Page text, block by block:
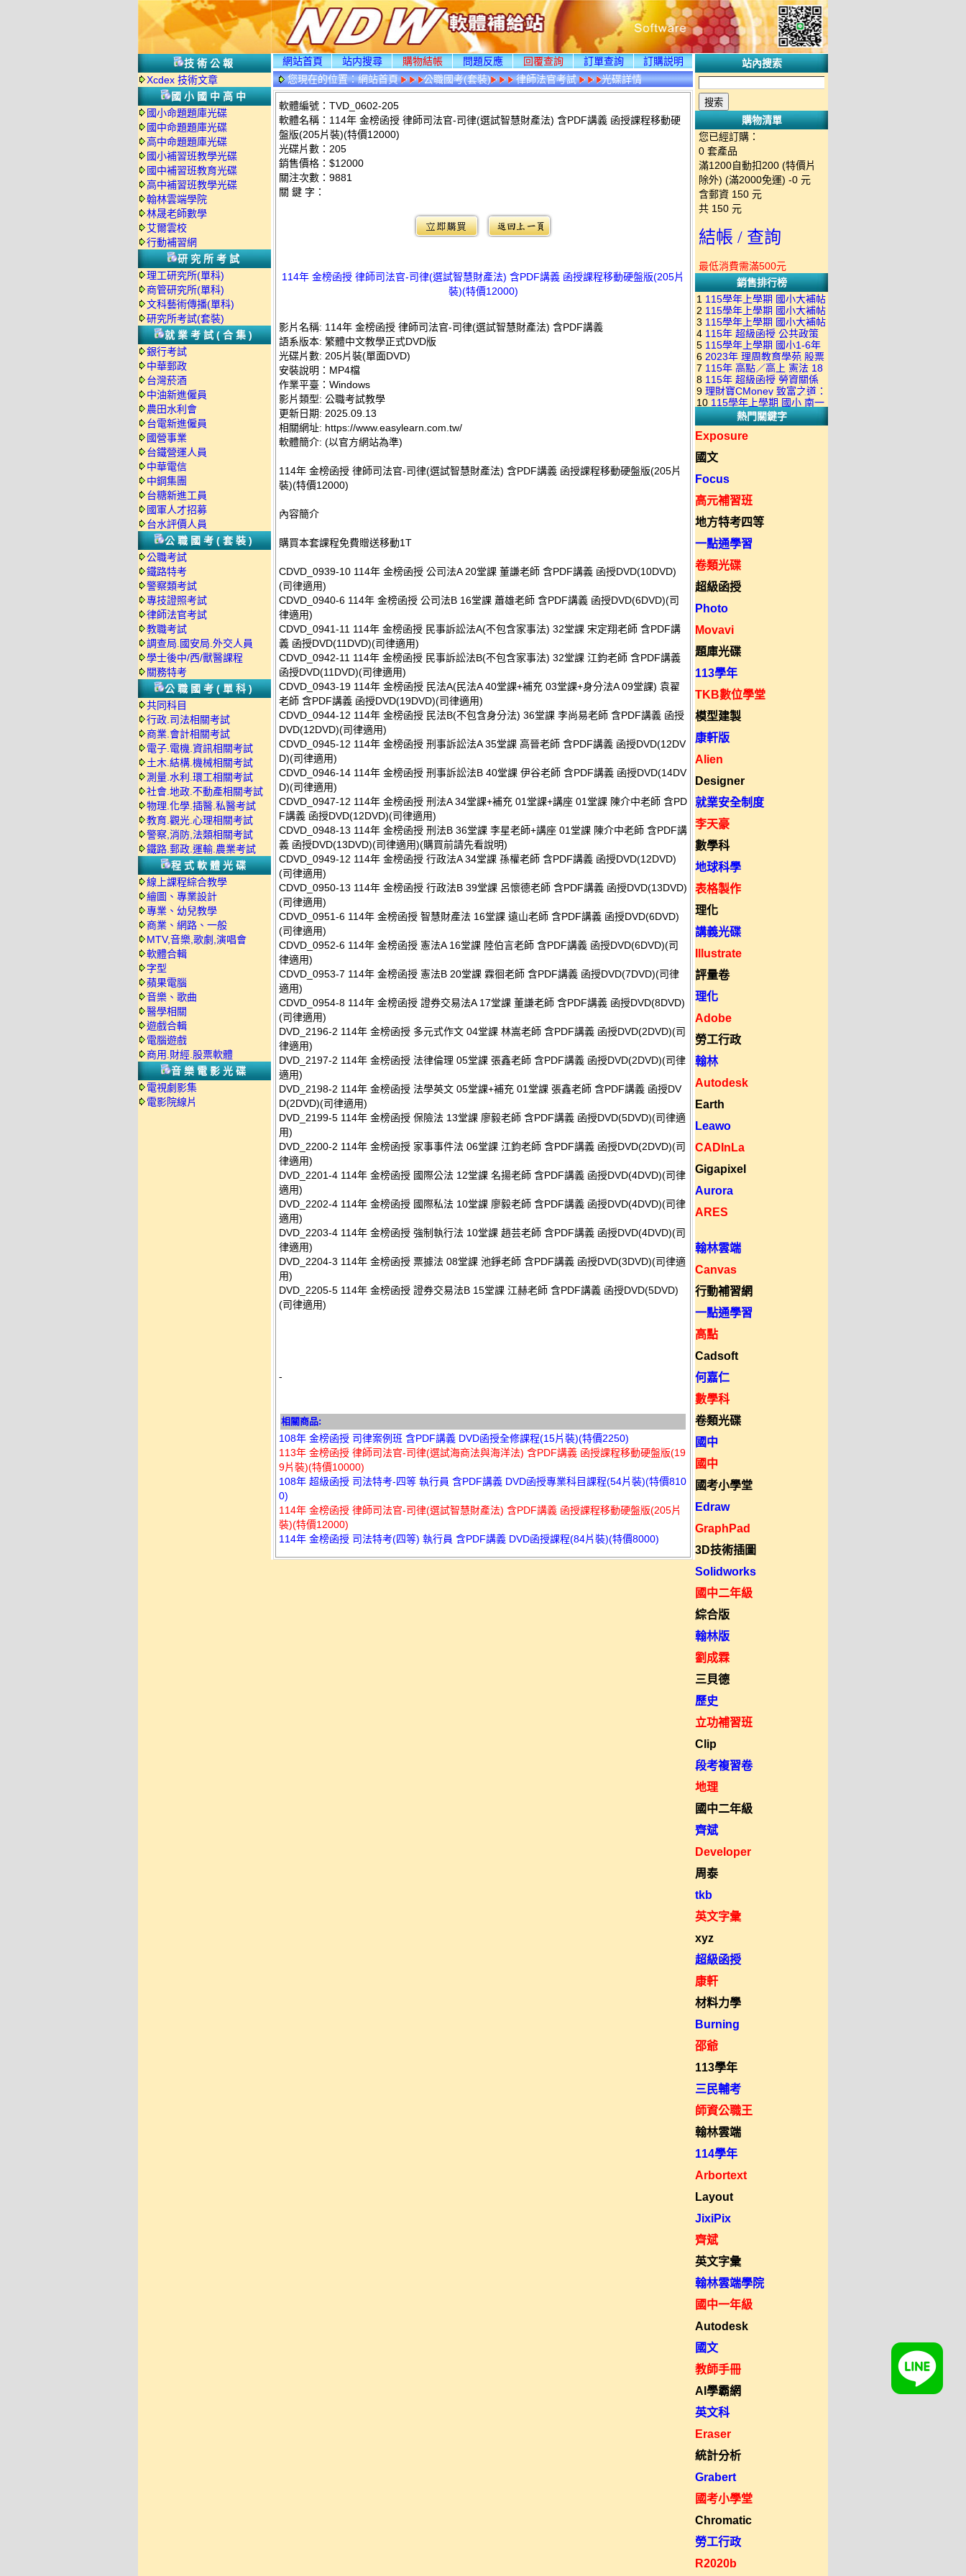
技術公報
Xcdex 技術文章
國小國中高中
國小命題題庫光碟
國中命題題庫光碟
高中命題題庫光碟
國小補習班教學光碟
國中補習班教育光碟
高中補習班教學光碟
翰林雲端學院
林晟老師數學
艾爾雲校
行動補習網
研究所考試
理工研究所(單科)
商管研究所(單科)
文科藝術傳播(單科)
研究所考試(套裝)
就業考試(合集)
銀行考試
中華郵政
台灣菸酒
中油新進僱員
農田水利會
台電新進僱員
國營事業
台鐵營運人員
中華電信
中鋼集團
台糖新進工員
國軍人才招募
台水評價人員
公職國考(套裝)
公職考試
鐵路特考
警察類考試
專技證照考試
律師法官考試
教職考試
調查局.國安局.外交人員
學士後中/西/獸醫課程
關務特考
公職國考(單科)
共同科目
行政.司法相關考試
商業.會計相關考試
電子.電機.資訊相關考試
土木.結構.機械相關考試
測量.水利.環工相關考試
社會.地政.不動產相關考試
物理.化學.插醫.私醫考試
教育.觀光.心理相關考試
警察,消防,法類相關考試
鐵路.郵政.運輸.農業考試
程式軟體光碟
線上課程綜合教學
繪圖、專業設計
專業、幼兒教學
商業、網路、一般
MTV,音樂,歌劇,演唱會
軟體合輯
字型
蘋果電腦
音樂、歌曲
醫學相關
遊戲合輯
電腦遊戲
商用.財經.股票軟體
音樂電影光碟
電視劇影集
電影院線片
網站首頁 站内搜尋 購物結帳 問題反應 回覆查詢 訂單查詢
訂購説明
您現在的位置：網站首頁 公職國考(套裝) 律師法官考試 光碟詳情
軟體編號：TVD_0602-205
軟體名稱：114年 金榜函授 律師司法官-司律(選試智慧財產法) 含PDF講義 函授課程移動硬
盤版(205片裝)(特價12000)
光碟片數：205
銷售價格：$12000
關注次數： 9881
關 鍵 字：
114年 金榜函授 律師司法官-司律(選試智慧財產法) 含PDF講義 函授課程移動硬盤版(205片
裝)(特價12000)
影片名稱: 114年 金榜函授 律師司法官-司律(選試智慧財產法) 含PDF講義
語系版本: 繁體中文教學正式DVD版
光碟片數: 205片裝(單面DVD)
安裝說明：MP4檔
作業平臺：Windows
影片類型: 公職考試教學
更新日期: 2025.09.13
相關網址: https://www.easylearn.com.tw/
軟體簡介: (以官方網站為準)
114年 金榜函授 律師司法官-司律(選試智慧財產法) 含PDF講義 函授課程移動硬盤版(205片
裝)(特價12000)
內容簡介
購買本套課程免費贈送移動1T
CDVD_0939-10 114年 金榜函授 公司法A 20堂課 董謙老師 含PDF講義 函授DVD(10DVD)
(司律適用)
CDVD_0940-6 114年 金榜函授 公司法B 16堂課 蕭雄老師 含PDF講義 函授DVD(6DVD)(司
律適用)
CDVD_0941-11 114年 金榜函授 民事訴訟法A(不包含家事法) 32堂課 宋定翔老師 含PDF講
義 函授DVD(11DVD)(司律適用)
CDVD_0942-11 114年 金榜函授 民事訴訟法B(不包含家事法) 32堂課 江鈞老師 含PDF講義
函授DVD(11DVD)(司律適用)
CDVD_0943-19 114年 金榜函授 民法A(民法A 40堂課+補充 03堂課+身分法A 09堂課) 袁翟
老師 含PDF講義 函授DVD(19DVD)(司律適用)
CDVD_0944-12 114年 金榜函授 民法B(不包含身分法) 36堂課 李尚易老師 含PDF講義 函授
DVD(12DVD)(司律適用)
CDVD_0945-12 114年 金榜函授 刑事訴訟法A 35堂課 高晉老師 含PDF講義 函授DVD(12DV
D)(司律適用)
CDVD_0946-14 114年 金榜函授 刑事訴訟法B 40堂課 伊谷老師 含PDF講義 函授DVD(14DV
D)(司律適用)
CDVD_0947-12 114年 金榜函授 刑法A 34堂課+補充 01堂課+講座 01堂課 陳介中老師 含PD
F講義 函授DVD(12DVD)(司律適用)
CDVD_0948-13 114年 金榜函授 刑法B 36堂課 李星老師+講座 01堂課 陳介中老師 含PDF講
義 函授DVD(13DVD)(司律適用)(購買前請先看說明)
CDVD_0949-12 114年 金榜函授 行政法A 34堂課 孫權老師 含PDF講義 函授DVD(12DVD)
(司律適用)
CDVD_0950-13 114年 金榜函授 行政法B 39堂課 呂懷德老師 含PDF講義 函授DVD(13DVD)
(司律適用)
CDVD_0951-6 114年 金榜函授 智慧財產法 16堂課 遠山老師 含PDF講義 函授DVD(6DVD)
(司律適用)
CDVD_0952-6 114年 金榜函授 憲法A 16堂課 陸伯言老師 含PDF講義 函授DVD(6DVD)(司
律適用)
CDVD_0953-7 114年 金榜函授 憲法B 20堂課 霖徊老師 含PDF講義 函授DVD(7DVD)(司律
適用)
CDVD_0954-8 114年 金榜函授 證券交易法A 17堂課 董謙老師 含PDF講義 函授DVD(8DVD)
(司律適用)
DVD_2196-2 114年 金榜函授 多元式作文 04堂課 林嵩老師 含PDF講義 函授DVD(2DVD)(司
律適用)
DVD_2197-2 114年 金榜函授 法律倫理 05堂課 張鑫老師 含PDF講義 函授DVD(2DVD)(司律
適用)
DVD_2198-2 114年 金榜函授 法學英文 05堂課+補充 01堂課 張鑫老師 含PDF講義 函授DV
D(2DVD)(司律適用)
DVD_2199-5 114年 金榜函授 保險法 13堂課 廖毅老師 含PDF講義 函授DVD(5DVD)(司律適
用)
DVD_2200-2 114年 金榜函授 家事事件法 06堂課 江鈞老師 含PDF講義 函授DVD(2DVD)(司
律適用)
DVD_2201-4 114年 金榜函授 國際公法 12堂課 名揚老師 含PDF講義 函授DVD(4DVD)(司律
適用)
DVD_2202-4 114年 金榜函授 國際私法 10堂課 廖毅老師 含PDF講義 函授DVD(4DVD)(司律
適用)
DVD_2203-4 114年 金榜函授 強制執行法 10堂課 趙芸老師 含PDF講義 函授DVD(4DVD)(司
律適用)
DVD_2204-3 114年 金榜函授 票據法 08堂課 池錚老師 含PDF講義 函授DVD(3DVD)(司律適
用)
DVD_2205-5 114年 金榜函授 證券交易法B 15堂課 江赫老師 含PDF講義 函授DVD(5DVD)
(司律適用)
-
相關商品:
108年 金榜函授 司律案例班 含PDF講義 DVD函授全修課程(15片裝)(特價2250)
113年 金榜函授 律師司法官-司律(選試海商法與海洋法) 含PDF講義 函授課程移動硬盤版(19
9片裝)(特價10000)
108年 超級函授 司法特考-四等 執行員 含PDF講義 DVD函授專業科目課程(54片裝)(特價810
0)
114年 金榜函授 律師司法官-司律(選試智慧財產法) 含PDF講義 函授課程移動硬盤版(205片
裝)(特價12000)
114年 金榜函授 司法特考(四等) 執行員 含PDF講義 DVD函授課程(84片裝)(特價8000)
站內搜索
購物清單
您已經訂購：
0 套產品
滿1200自動扣200 (特價片
除外) (滿2000免運) -0 元
含郵資 150 元
共 150 元
結帳 / 查詢
最低消費需滿500元
銷售排行榜
1 115學年上學期 國小大補帖
南一版 國語+數學+社會+生活
+自然 1-6年級 教學光碟DVD
版(3DVD)
2 115學年上學期 國小大補帖
康軒版 國語+數學+社會+生活
+自然 1-6年級 教學光碟DVD
版(3DVD)
3 115學年上學期 國小大補帖
翰林版 國語+數學+社會+生活
+自然 1-6年級 教學光碟DVD
版(3DVD)
4 115年 超級函授 公共政策
22堂課+總複習 張楚老師 含
PDF講義 函授DVD(9DVD)
5 115學年上學期 國小1-6年
級 習作解答(含康軒.南一.翰林
全版本.全科目)合輯版 DVD版
6 2023年 理周教育學苑 股票
當沖煉金術 主講：朱家泓 國
語發音 DVD版
7 115年 高點／高上 憲法 18
堂課 宗台大老師 含PDF講義
函授DVD(8DVD)【適用於律
師司法考試】
8 115年 超級函授 勞資關係
概要 11堂課+總複習 陸川老
師 含PDF講義 函授
DVD(5DVD)
9 理財寶CMoney 致富之道：
上班族飆股攻略班 主講：朱
家泓+林穎 國語發音 DVD版
10 115學年上學期 國小 南一
版 教師手冊(全年級、全領域)
教學光碟DVD版
熱門關鍵字
Exposure
國文
Focus
高元補習班
地方特考四等
一點通學習
卷類光碟
超級函授
Photo
Movavi
題庫光碟
113學年
TKB數位學堂
模型建製
康軒版
Alien
Designer
就業安全制度
李天豪
數學科
地球科學
表格製作
理化
講義光碟
Illustrate
評量卷
理化
Adobe
勞工行政
翰林
Autodesk
Earth
Leawo
CADInLa
Gigapixel
Aurora
ARES
翰林雲端
Canvas
行動補習網
一點通學習
高點
Cadsoft
何嘉仁
數學科
卷類光碟
國中
國中
國考小學堂
Edraw
GraphPad
3D技術插圖
Solidworks
國中二年級
綜合版
翰林版
劉成霖
三貝德
歷史
立功補習班
Clip
段考複習卷
地理
國中二年級
齊斌
Developer
周泰
tkb
英文字彙
xyz
超級函授
康軒
材料力學
Burning
邵爺
113學年
三民輔考
師資公職王
翰林雲端
114學年
Arbortext
Layout
JixiPix
齊斌
英文字彙
翰林雲端學院
國中一年級
Autodesk
國文
教師手冊
AI學霸網
英文科
Eraser
統計分析
Grabert
國考小學堂
Chromatic
勞工行政
R2020b